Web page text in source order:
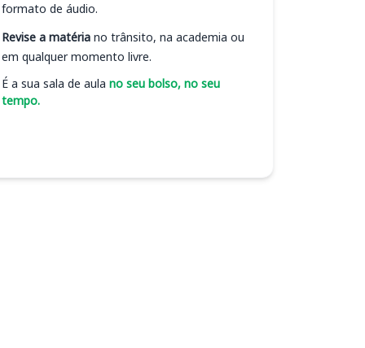
formato de áudio.
Revise a matéria no trânsito, na academia ou
em qualquer momento livre.
É a sua sala de aula no seu bolso, no seu
tempo.